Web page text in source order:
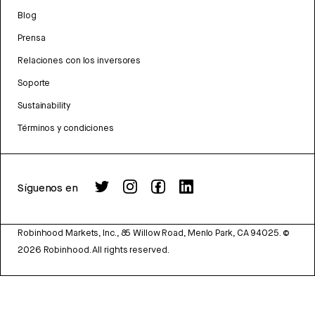
Blog
Prensa
Relaciones con los inversores
Soporte
Sustainability
Términos y condiciones
Síguenos en
Robinhood Markets, Inc., 85 Willow Road, Menlo Park, CA 94025. ©
2026 Robinhood. All rights reserved.